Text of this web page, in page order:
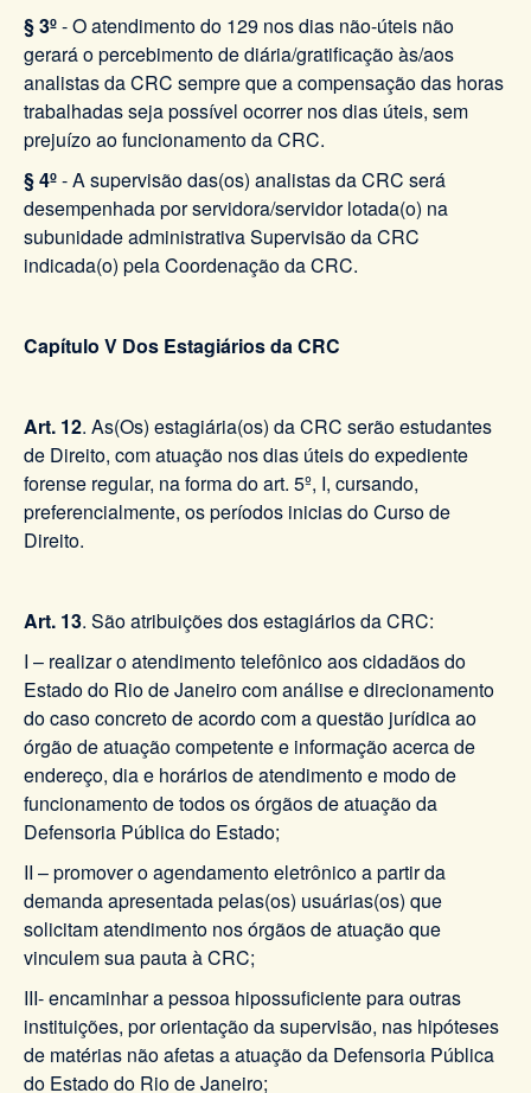
§ 3º- O atendimento do 129 nos dias não-úteis não
gerará o percebimento de diária/gratificação às/aos
analistas da CRC sempre que a compensação das horas
trabalhadas seja possível ocorrer nos dias úteis, sem
prejuízo ao funcionamento da CRC.
§ 4º- A supervisão das(os) analistas da CRC será
desempenhada por servidora/servidor lotada(o) na
subunidade administrativa Supervisão da CRC
indicada(o) pela Coordenação da CRC.
Capítulo V Dos Estagiários da CRC
Art. 12. As(Os) estagiária(os) da CRC serão estudantes
de Direito, com atuação nos dias úteis do expediente
forense regular, na forma do art. 5º, I, cursando,
preferencialmente, os períodos inicias do Curso de
Direito.
Art. 13. São atribuições dos estagiários da CRC:
I – realizar o atendimento telefônico aos cidadãos do
Estado do Rio de Janeiro com análise e direcionamento
do caso concreto de acordo com a questão jurídica ao
órgão de atuação competente e informação acerca de
endereço, dia e horários de atendimento e modo de
funcionamento de todos os órgãos de atuação da
Defensoria Pública do Estado;
II – promover o agendamento eletrônico a partir da
demanda apresentada pelas(os) usuárias(os) que
solicitam atendimento nos órgãos de atuação que
vinculem sua pauta à CRC;
III- encaminhar a pessoa hipossuficiente para outras
instituições, por orientação da supervisão, nas hipóteses
de matérias não afetas a atuação da Defensoria Pública
do Estado do Rio de Janeiro;